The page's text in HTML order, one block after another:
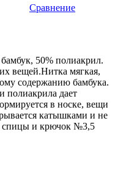
Сравнение
50% полиакрил.
вещей.Нитка мягкая,
содержанию бамбука.
полиакрила дает
в носке, вещи
катышками и не
спицы и крючок №3,5